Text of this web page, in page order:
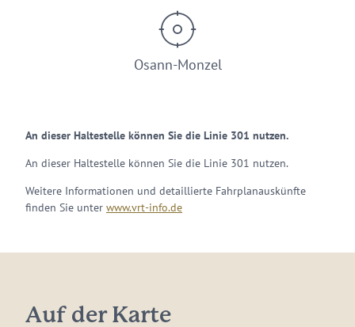
Osann-Monzel
An dieser Haltestelle können Sie die Linie 301 nutzen.
An dieser Haltestelle können Sie die Linie 301 nutzen.
Weitere Informationen und detaillierte Fahrplanauskünfte
finden Sie unter www.vrt-info.de
Auf der Karte